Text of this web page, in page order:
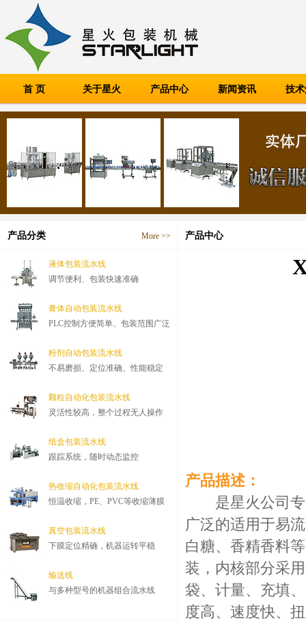
首 页 关于星火 产品中心 新闻资讯 技
产品分类 More >>
液体包装流水线
调节便利、包装快速准确
膏体自动包装流水线
PLC控制方便简单、包装范围广泛
粉剂自动包装流水线
不易磨损、定位准确、性能稳定
颗粒自动化包装流水线
灵活性较高，整个过程无人操作
纸盒包装流水线
跟踪系统，随时动态监控
热收缩自动化包装流水线
恒温收缩，PE、PVC等收缩薄膜
真空包装流水线
下膜定位精确，机器运转平稳
输送线
与多种型号的机器组合流水线
产品中心
产品描述：
是星火公司专
广泛的适用于易
白糖、香精香料
装，内核部分采
袋、计量、充填
度高、速度快、